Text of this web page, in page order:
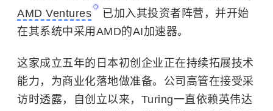
AMD Ventures
已加入其投资者阵营，并开始
在其系统中采用AMD的AI加速器。
这家成立五年的日本初创企业正在持续拓展技术
能力，为商业化落地做准备。公司高管在接受采
访时透露，自创立以来，Turing一直依赖英伟达